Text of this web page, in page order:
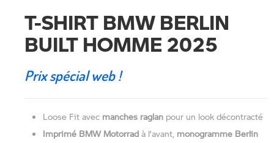
T-SHIRT BMW BERLIN
BUILT HOMME 2025
Prix spécial web !
Loose Fit avec manches raglan pour un look décontracté
Imprimé BMW Motorrad à l’avant, monogramme Berlin